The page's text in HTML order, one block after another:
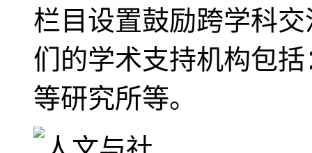
栏目设置鼓励跨学科
们的学术支持机构包
等研究所等。